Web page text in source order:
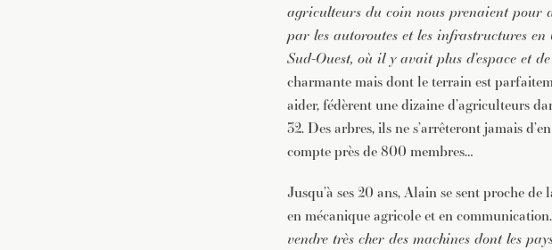
agriculteurs du coin nous prenaient pour
par les autoroutes et les infrastructures
Sud-Ouest, où il y avait plus d’espace et
charmante mais dont le terrain est
aider, fédèrent une dizaine d’agriculteurs
32. Des arbres, ils ne s’arrêteront jamais
compte près de 800 membres…
Jusqu’à ses 20 ans, Alain se sent proche
en mécanique agricole et en
vendre très cher des machines dont les